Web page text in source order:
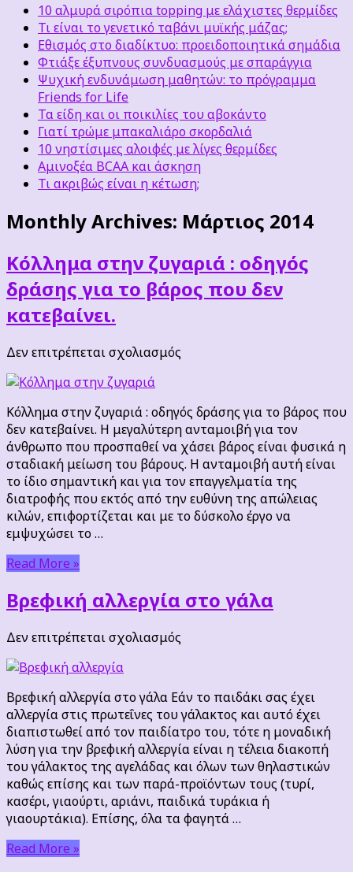
10 αλμυρά σιρόπια topping με ελάχιστες θερμίδες
Τι είναι το γενετικό ταβάνι μυϊκής μάζας;
Εθισμός στο διαδίκτυο: προειδοποιητικά σημάδια
Φτιάξε έξυπνους συνδυασμούς με σπαράγγια
Ψυχική ενδυνάμωση μαθητών: το πρόγραμμα
Friends for Life
Τα είδη και οι ποικιλίες του αβοκάντο
Γιατί τρώμε μπακαλιάρο σκορδαλιά
10 νηστίσιμες αλοιφές με λίγες θερμίδες
Αμινοξέα BCAA και άσκηση
Τι ακριβώς είναι η κέτωση;
Monthly Archives: Μάρτιος 2014
Κόλλημα στην ζυγαριά : οδηγός
δράσης για το βάρος που δεν
κατεβαίνει.
Δεν επιτρέπεται σχολιασμός
ζυγαριά
:
οδηγός
δράσης
για
το
βάρος
που
Κόλλημα στην ζυγαριά : οδηγός δράσης για το βάρος που
δεν κατεβαίνει. Η μεγαλύτερη ανταμοιβή για τον
άνθρωπο που προσπαθεί να χάσει βάρος είναι φυσικά η
σταδιακή μείωση του βάρους. Η ανταμοιβή αυτή είναι
το ίδιο σημαντική και για τον επαγγελματία της
διατροφής που εκτός από την ευθύνη της απώλειας
κιλών, επιφορτίζεται και με το δύσκολο έργο να
εμψυχώσει το …
Read More »
Βρεφική αλλεργία στο γάλα
Δεν επιτρέπεται σχολιασμός
στο
γάλα
Βρεφική αλλεργία στο γάλα Εάν το παιδάκι σας έχει
αλλεργία στις πρωτεΐνες του γάλακτος και αυτό έχει
διαπιστωθεί από τον παιδίατρο του, τότε η μοναδική
λύση για την βρεφική αλλεργία είναι η τέλεια διακοπή
του γάλακτος της αγελάδας και όλων των θηλαστικών
καθώς επίσης και των παρά-προϊόντων τους (τυρί,
κασέρι, γιαούρτι, αριάνι, παιδικά τυράκια ή
γιαουρτάκια). Επίσης, όλα τα φαγητά …
Read More »